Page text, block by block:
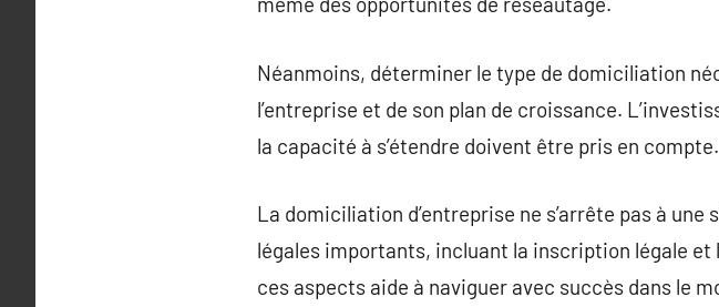
Néanmoins, déterminer le type de domiciliation
l’entreprise et de son plan de croissance.
la capacité à s’étendre doivent être pris en compte.
La domiciliation d’entreprise ne s’arrête pas à
légales importants, incluant la inscription légale et
ces aspects aide à naviguer avec succès dans le